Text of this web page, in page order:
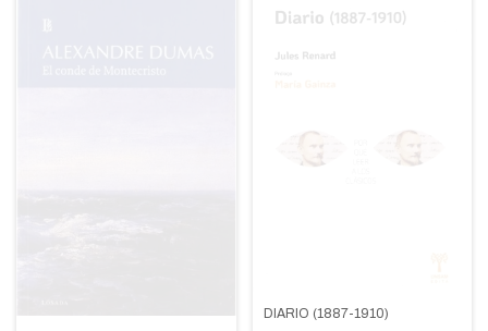
DIARIO (1887-1910)